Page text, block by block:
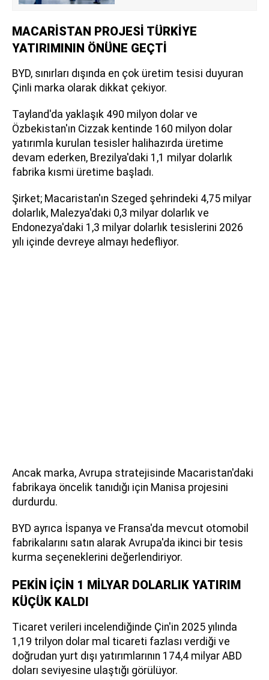
MACARİSTAN PROJESİ TÜRKİYE
YATIRIMININ ÖNÜNE GEÇTİ
BYD, sınırları dışında en çok üretim tesisi duyuran
Çinli marka olarak dikkat çekiyor.
Tayland'da yaklaşık 490 milyon dolar ve
Özbekistan'ın Cizzak kentinde 160 milyon dolar
yatırımla kurulan tesisler halihazırda üretime
devam ederken, Brezilya'daki 1,1 milyar dolarlık
fabrika kısmi üretime başladı.
Şirket; Macaristan'ın Szeged şehrindeki 4,75 milyar
dolarlık, Malezya'daki 0,3 milyar dolarlık ve
Endonezya'daki 1,3 milyar dolarlık tesislerini 2026
yılı içinde devreye almayı hedefliyor.
Ancak marka, Avrupa stratejisinde Macaristan'daki
fabrikaya öncelik tanıdığı için Manisa projesini
durdurdu.
BYD ayrıca İspanya ve Fransa'da mevcut otomobil
fabrikalarını satın alarak Avrupa'da ikinci bir tesis
kurma seçeneklerini değerlendiriyor.
PEKİN İÇİN 1 MİLYAR DOLARLIK YATIRIM
KÜÇÜK KALDI
Ticaret verileri incelendiğinde Çin'in 2025 yılında
1,19 trilyon dolar mal ticareti fazlası verdiği ve
doğrudan yurt dışı yatırımlarının 174,4 milyar ABD
doları seviyesine ulaştığı görülüyor.